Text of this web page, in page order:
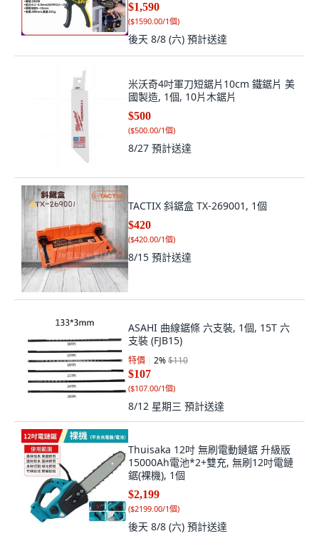
$1,590
($1590.00/1個)
後天 8/8 (六) 預計送達
米沃奇4吋軍刀短鋸片10cm 鐵鋸片 美
國製造, 1個, 10片木鋸片
$500
($500.00/1個)
8/27 預計送達
TACTIX 斜鋸盒 TX-269001, 1個
$420
($420.00/1個)
8/15 預計送達
ASAHI 曲線鋸條 六支裝, 1個, 15T 六
支裝 (FJB15)
特價 2%$110
$107
($107.00/1個)
8/12 星期三 預計送達
Thuisaka 12吋 無刷電動鏈鋸 升級版
15000Ah電池*2+雙充, 無刷12吋電鏈
鋸(裸機), 1個
$2,199
($2199.00/1個)
後天 8/8 (六) 預計送達